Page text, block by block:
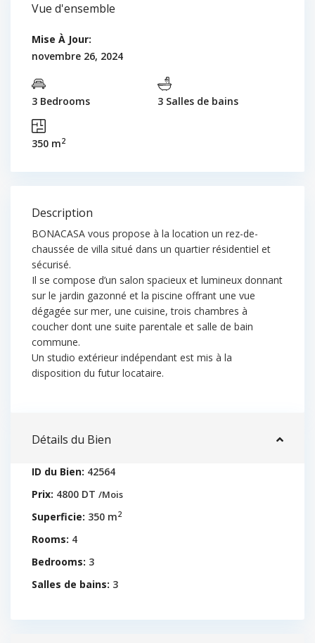
Vue d'ensemble
Mise À Jour:
novembre 26, 2024
3 Bedrooms 3 Salles de bains
350 m2
Description
BONACASA vous propose à la location un rez-de-
chaussée de villa situé dans un quartier résidentiel et
sécurisé.
Il se compose d’un salon spacieux et lumineux donnant
sur le jardin gazonné et la piscine offrant une vue
dégagée sur mer, une cuisine, trois chambres à
coucher dont une suite parentale et salle de bain
commune.
Un studio extérieur indépendant est mis à la
disposition du futur locataire.
Détails du Bien
ID du Bien: 42564
Prix: 4800 DT /Mois
Superficie: 350 m2
Rooms: 4
Bedrooms: 3
Salles de bains: 3